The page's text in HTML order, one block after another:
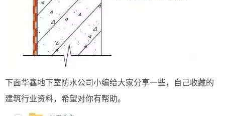
下面华鑫地下室防水公司小编给大家分享一些，自己收藏的
建筑行业资料，希望对你有帮助。